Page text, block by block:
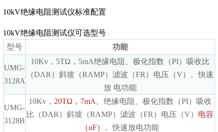
10kV绝缘电阻测试仪标准配置
10kV绝缘电阻测试仪可选型号
型号
功能
UMG-
3128A
10Kv，5TΩ，5mA绝缘电阻、极化指数（PI）吸收比
（DAR）斜坡（RAMP）滤波（FR）电压（V）。快速
放 电功能
UMG-
3128B
10Kv， 20TΩ，7mA 。绝缘电阻、极化指数（PI）吸收
比（DAR）斜坡（RAMP）滤波（FR）电压（V） 电容
（uF）
。快速放电功能